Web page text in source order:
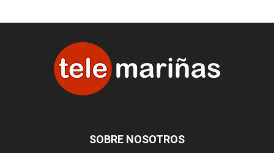
SOBRE NOSOTROS